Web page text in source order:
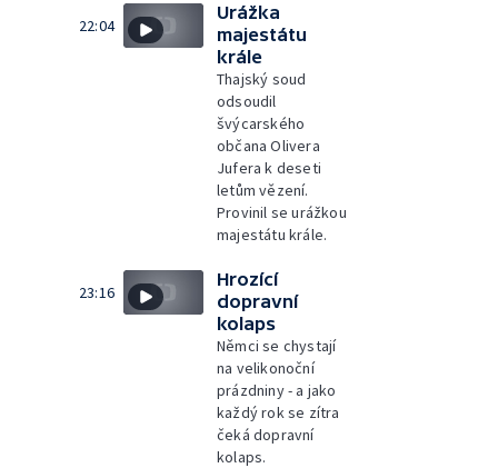
22:04
Urážka
majestátu
krále
Thajský soud
odsoudil
švýcarského
občana Olivera
Jufera k deseti
letům vězení.
Provinil se urážkou
majestátu krále.
23:16
Hrozící
dopravní
kolaps
Němci se chystají
na velikonoční
prázdniny - a jako
každý rok se zítra
čeká dopravní
kolaps.